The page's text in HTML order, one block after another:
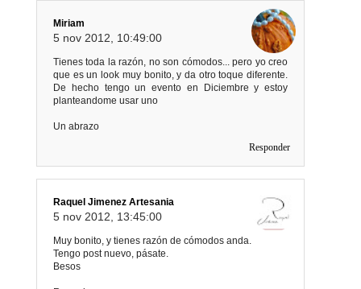
Miriam
5 nov 2012, 10:49:00
Tienes toda la razón, no son cómodos... pero yo creo
que es un look muy bonito, y da otro toque diferente.
De hecho tengo un evento en Diciembre y estoy
planteandome usar uno
Un abrazo
Responder
Raquel Jimenez Artesania
5 nov 2012, 13:45:00
Muy bonito, y tienes razón de cómodos anda.
Tengo post nuevo, pásate.
Besos